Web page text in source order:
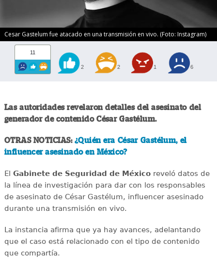
Cesar Gastelum fue atacado en una transmisión en vivo. (Foto: Instagram)
11
2 2 1 6
Las autoridades revelaron detalles del asesinato del
generador de contenido César Gastélum.
OTRAS NOTICIAS: ¿Quién era César Gastélum, el
influencer asesinado en México?
El Gabinete de Seguridad de Méxicoreveló datos de
la línea de investigación para dar con los responsables
de asesinato de César Gastélum, influencer asesinado
durante una transmisión en vivo.
La instancia afirma que ya hay avances, adelantando
que el caso está relacionado con el tipo de contenido
que compartía.